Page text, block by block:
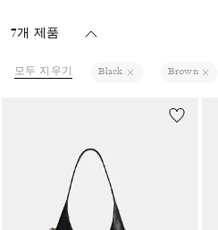
7개 제품
모두 지우기 Black Brown